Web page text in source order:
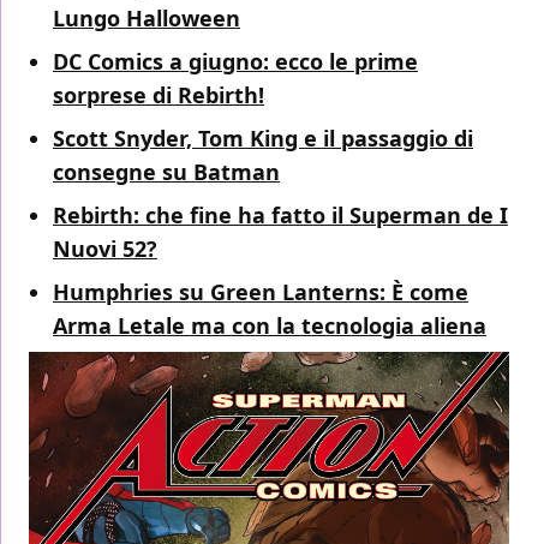
Lungo Halloween
DC Comics a giugno: ecco le prime
sorprese di Rebirth!
Scott Snyder, Tom King e il passaggio di
consegne su Batman
Rebirth: che fine ha fatto il Superman de I
Nuovi 52?
Humphries su Green Lanterns: È come
Arma Letale ma con la tecnologia aliena